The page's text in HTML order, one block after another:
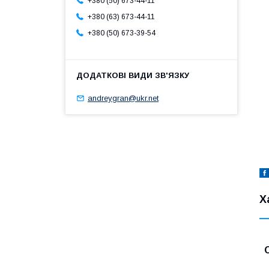
+380 (63) 673-44-11
+380 (50) 673-39-54
andreygran@ukr.net